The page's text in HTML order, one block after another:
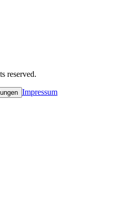
reserved.
Impressum